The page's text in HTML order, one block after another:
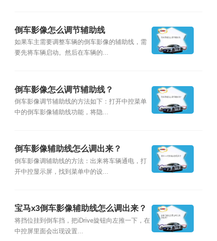
倒车影像怎么调节辅助线
如果车主需要调整车辆的倒车影像的辅助线，需
要先将车辆启动。然后在车辆的...
倒车影像怎么调节辅助线？
倒车影像调节辅助线的方法如下：打开中控菜单
中的倒车影像辅助线功能，将隐...
倒车影像辅助线怎么调出来？
倒车影像调辅助线的方法：出来将车辆通电，打
开中控显示屏，找到菜单中的设...
宝马x3倒车影像辅助线怎么调出来？
将挡位挂到倒车挡，把iDrive旋钮向左推一下，在
中控屏里面会出现设置...